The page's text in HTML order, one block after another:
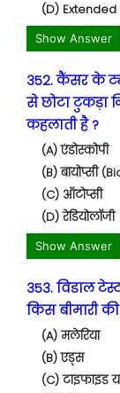
(D)
Show Answer
352. कैंसर के
से छोटा टुकड़ा
कहलाती है ?
(A) एंडोस्कोपी
(B) बायोप्सी
(C) ऑटोप्सी
(D) रेडियोलॉजी
Show Answer
353. विडाल
किस बीमारी
(A) मलेरिया
(B) एड्स
(C) टाइफाइड